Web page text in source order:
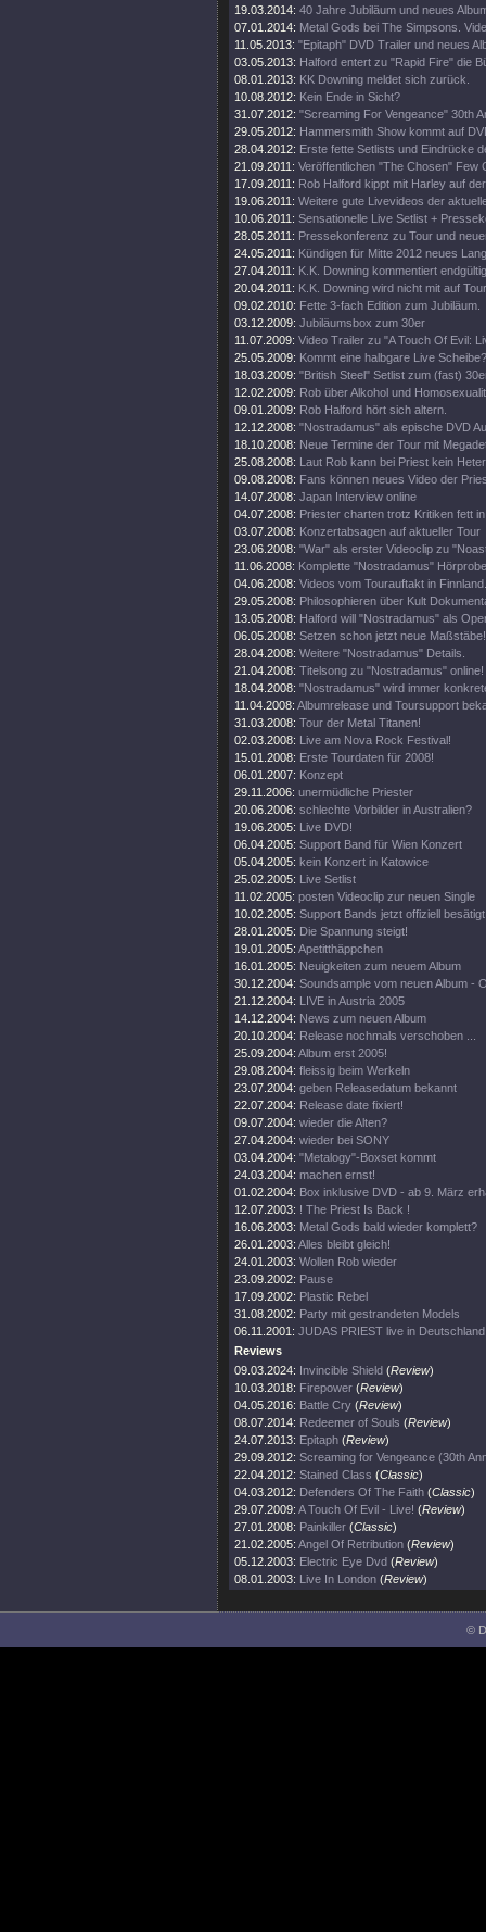
19.03.2014: 40 Jahre Jubiläum und neues
07.01.2014: Metal Gods bei The Simpsons.
11.05.2013: "Epitaph" DVD Trailer und neues
03.05.2013: Halford entert zu "Rapid Fire" die
08.01.2013: KK Downing meldet sich zurück.
10.08.2012: Kein Ende in Sicht?
31.07.2012: "Screaming For Vengeance" 30th
29.05.2012: Hammersmith Show kommt auf
28.04.2012: Erste fette Setlists und Eindrücke
21.09.2011: Veröffentlichen "The Chosen" Few
17.09.2011: Rob Halford kippt mit Harley auf
19.06.2011: Weitere gute Livevideos der
10.06.2011: Sensationelle Live Setlist +
28.05.2011: Pressekonferenz zu Tour und
24.05.2011: Kündigen für Mitte 2012 neues
27.04.2011: K.K. Downing kommentiert
20.04.2011: K.K. Downing wird nicht mit auf
09.02.2010: Fette 3-fach Edition zum Jubiläum.
03.12.2009: Jubiläumsbox zum 30er
11.07.2009: Video Trailer zu "A Touch Of Evil:
25.05.2009: Kommt eine halbgare Live Scheibe?
18.03.2009: "British Steel" Setlist zum (fast)
12.02.2009: Rob über Alkohol und
09.01.2009: Rob Halford hört sich altern.
12.12.2008: "Nostradamus" als epische DVD
18.10.2008: Neue Termine der Tour mit
25.08.2008: Laut Rob kann bei Priest kein
09.08.2008: Fans können neues Video der
14.07.2008: Japan Interview online
04.07.2008: Priester charten trotz Kritiken fett
03.07.2008: Konzertabsagen auf aktueller Tour
23.06.2008: "War" als erster Videoclip zu
11.06.2008: Komplette "Nostradamus"
04.06.2008: Videos vom Tourauftakt in Finnland.
29.05.2008: Philosophieren über Kult
13.05.2008: Halford will "Nostradamus" als
06.05.2008: Setzen schon jetzt neue Maßstäbe!
28.04.2008: Weitere "Nostradamus" Details.
21.04.2008: Titelsong zu "Nostradamus" online!
18.04.2008: "Nostradamus" wird immer
11.04.2008: Albumrelease und Toursupport
31.03.2008: Tour der Metal Titanen!
02.03.2008: Live am Nova Rock Festival!
15.01.2008: Erste Tourdaten für 2008!
06.01.2007: Konzept
29.11.2006: unermüdliche Priester
20.06.2006: schlechte Vorbilder in Australien?
19.06.2005: Live DVD!
06.04.2005: Support Band für Wien Konzert
05.04.2005: kein Konzert in Katowice
25.02.2005: Live Setlist
11.02.2005: posten Videoclip zur neuen Single
10.02.2005: Support Bands jetzt offiziell besätigt
28.01.2005: Die Spannung steigt!
19.01.2005: Apetitthäppchen
16.01.2005: Neuigkeiten zum neuem Album
30.12.2004: Soundsample vom neuen Album -
21.12.2004: LIVE in Austria 2005
14.12.2004: News zum neuen Album
20.10.2004: Release nochmals verschoben ...
25.09.2004: Album erst 2005!
29.08.2004: fleissig beim Werkeln
23.07.2004: geben Releasedatum bekannt
22.07.2004: Release date fixiert!
09.07.2004: wieder die Alten?
27.04.2004: wieder bei SONY
03.04.2004: "Metalogy"-Boxset kommt
24.03.2004: machen ernst!
01.02.2004: Box inklusive DVD - ab 9. März
12.07.2003: ! The Priest Is Back !
16.06.2003: Metal Gods bald wieder komplett?
26.01.2003: Alles bleibt gleich!
24.01.2003: Wollen Rob wieder
23.09.2002: Pause
17.09.2002: Plastic Rebel
31.08.2002: Party mit gestrandeten Models
06.11.2001: JUDAS PRIEST live in Deutschland
Reviews
09.03.2024: Invincible Shield (Review)
10.03.2018: Firepower (Review)
04.05.2016: Battle Cry (Review)
08.07.2014: Redeemer of Souls (Review)
24.07.2013: Epitaph (Review)
29.09.2012: Screaming for Vengeance (30th
22.04.2012: Stained Class (Classic)
04.03.2012: Defenders Of The Faith (Classic)
29.07.2009: A Touch Of Evil - Live! (Review)
27.01.2008: Painkiller (Classic)
21.02.2005: Angel Of Retribution (Review)
05.12.2003: Electric Eye Dvd (Review)
08.01.2003: Live In London (Review)
©